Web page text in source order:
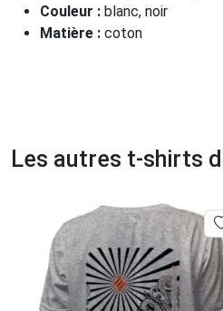
Couleur : blanc, noir
Matière : coton
Les autres t-shirts